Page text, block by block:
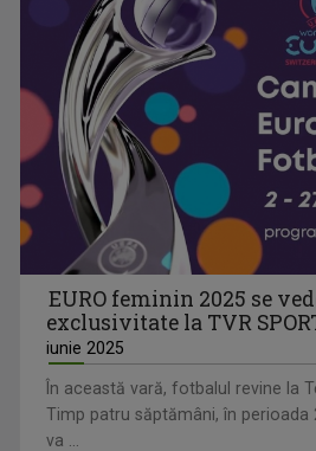
EURO feminin 2025 se
exclusivitate la TVR
iunie 2025
În această vară, fotbalul revine la
Timp patru săptămâni, în perioada
va ...